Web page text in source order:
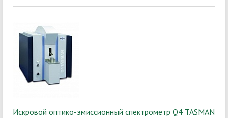
Искровой оптико-эмиссионный спектрометр Q4 TASMAN